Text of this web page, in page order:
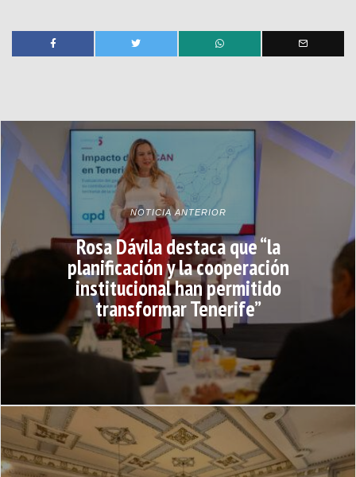
NOTICIA ANTERIOR
Rosa Dávila destaca que “la
planificación y la cooperación
institucional han permitido
transformar Tenerife”